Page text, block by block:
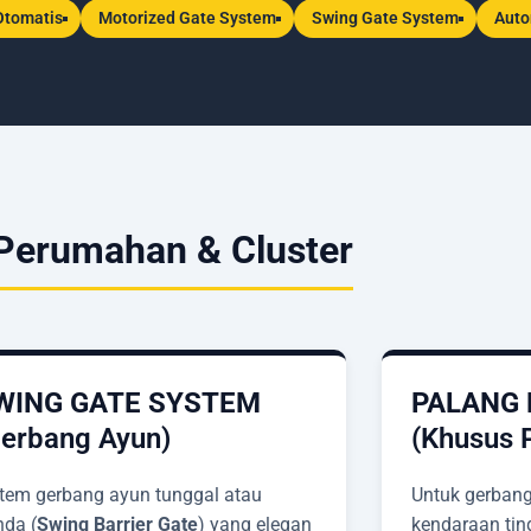
Motorized Gate System Swing Gate System
& Cluster
GATE SYSTEM
Ayun)
gerbang ayun tunggal atau
(Swing Barrier Gate) yang elegan
PALANG
(Khusus
Untuk
kendaraan